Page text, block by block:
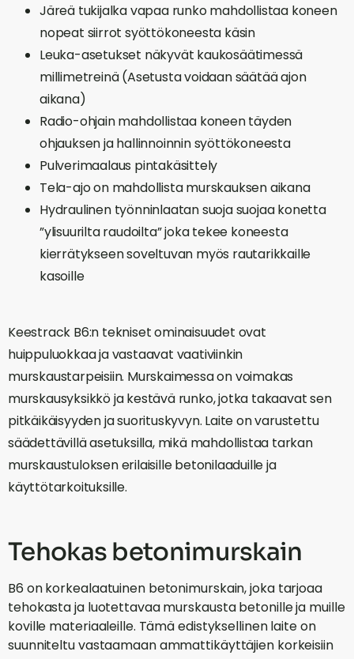
Järeä tukijalka vapaa runko mahdollistaa koneen
nopeat siirrot syöttökoneesta käsin
Leuka-asetukset näkyvät kaukosäätimessä
millimetreinä (Asetusta voidaan säätää ajon
aikana)
Radio-ohjain mahdollistaa koneen täyden
ohjauksen ja hallinnoinnin syöttökoneesta
Pulverimaalaus pintakäsittely
Tela-ajo on mahdollista murskauksen aikana
Hydraulinen työnninlaatan suoja suojaa konetta
”ylisuurilta raudoilta” joka tekee koneesta
kierrätykseen soveltuvan myös rautarikkaille
kasoille
Keestrack B6:n tekniset ominaisuudet ovat
huippuluokkaa ja vastaavat vaativiinkin
murskaustarpeisiin. Murskaimessa on voimakas
murskausyksikkö ja kestävä runko, jotka takaavat sen
pitkäikäisyyden ja suorituskyvyn. Laite on varustettu
säädettävillä asetuksilla, mikä mahdollistaa tarkan
murskaustuloksen erilaisille betonilaaduille ja
käyttötarkoituksille.
Tehokas betonimurskain
B6 on korkealaatuinen betonimurskain, joka tarjoaa
tehokasta ja luotettavaa murskausta betonille ja muille
koville materiaaleille. Tämä edistyksellinen laite on
suunniteltu vastaamaan ammattikäyttäjien korkeisiin